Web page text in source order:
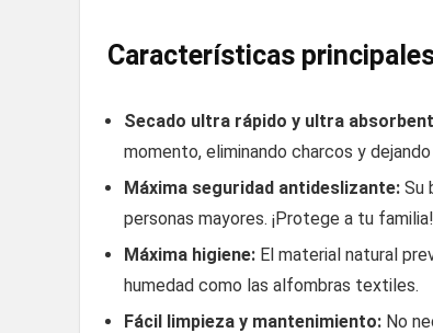
Características
Secado ultra rápido y ultra
momento, eliminando charcos y
Máxima seguridad antideslizante: Su
personas mayores. ¡Protege a tu
Máxima higiene: El material natural
humedad como las alfombras textiles.
Fácil limpieza y mantenimiento: No